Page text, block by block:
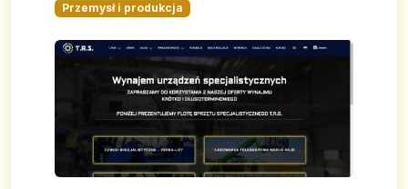
Przemysł i produkcja